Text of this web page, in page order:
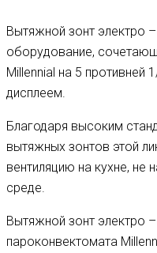
Вытяжной зонт электро
оборудование,
Millennial на 5
дисплеем.
Благодаря высоким
вытяжных зонтов этой
вентиляцию на кухне,
среде.
Вытяжной зонт электро
пароконвектомата